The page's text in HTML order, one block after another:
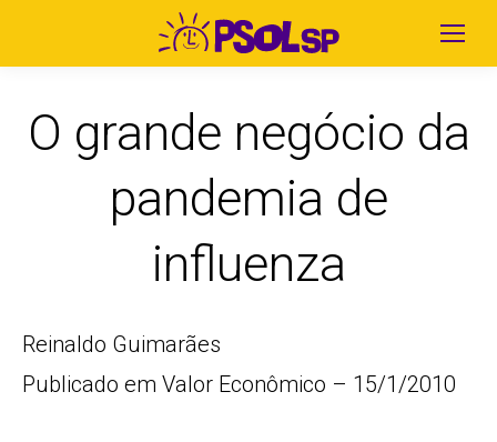
O grande negócio da
pandemia de
influenza
Reinaldo Guimarães
Publicado em Valor Econômico – 15/1/2010